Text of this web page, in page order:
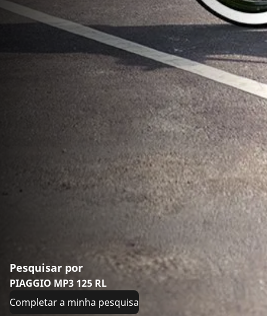
Pesquisar por
PIAGGIO MP3 125 RL
Completar a minha pesquisa